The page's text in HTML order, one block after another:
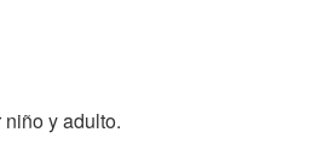
y adulto.